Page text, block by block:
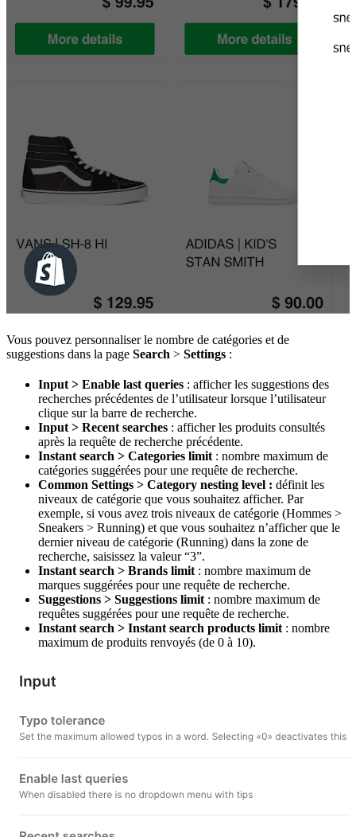
Vous pouvez personnaliser le nombre de catégories et de
suggestions dans la page Search > Settings :
Input > Enable last queries : afficher les suggestions des
recherches précédentes de l’utilisateur lorsque l’utilisateur
clique sur la barre de recherche.
Input > Recent searches : afficher les produits consultés
après la requête de recherche précédente.
Instant search > Categories limit : nombre maximum de
catégories suggérées pour une requête de recherche.
Common Settings > Category nesting level : définit les
niveaux de catégorie que vous souhaitez afficher. Par
exemple, si vous avez trois niveaux de catégorie (Hommes >
Sneakers > Running) et que vous souhaitez n’afficher que le
dernier niveau de catégorie (Running) dans la zone de
recherche, saisissez la valeur “3”.
Instant search > Brands limit : nombre maximum de
marques suggérées pour une requête de recherche.
Suggestions > Suggestions limit : nombre maximum de
requêtes suggérées pour une requête de recherche.
Instant search > Instant search products limit : nombre
maximum de produits renvoyés (de 0 à 10).